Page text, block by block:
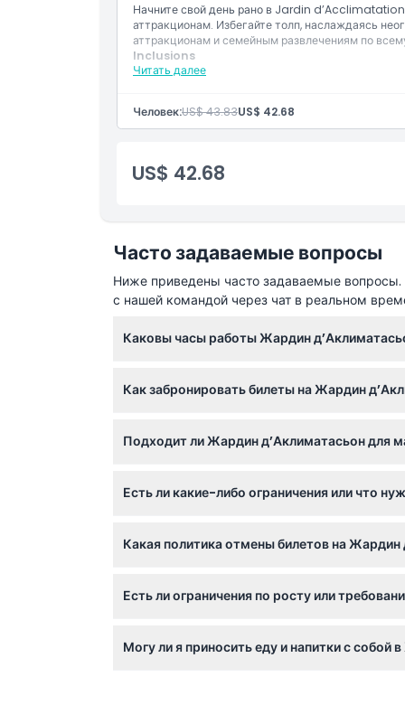
Часы работы
Политика отмены
Начните свой день рано в Jardin
аттракционам. Избегайте толп, наслаждаясь
аттракционам и семейным развлечениям по
Читать далее
Inclusions
Человек:US$ 43.83US$ 42.68
US$ 42.68
Часто задаваемые вопросы
Ниже приведены часто задаваемые вопросы.
с нашей командой через чат в реальном
Каковы часы работы Жардин
19:00. Последний вход за 30 минут до
Как забронировать билеты на Жардин
Подходит ли Жардин д’Аклиматасьон для
развлечений для всех возрастов.
Есть ли какие-либо ограничения или что
рекомендуется посещать аттракционы —
Какая политика отмены билетов на Жардин
время.
Есть ли ограничения по росту или
Могу ли я приносить еду и напитки с собой